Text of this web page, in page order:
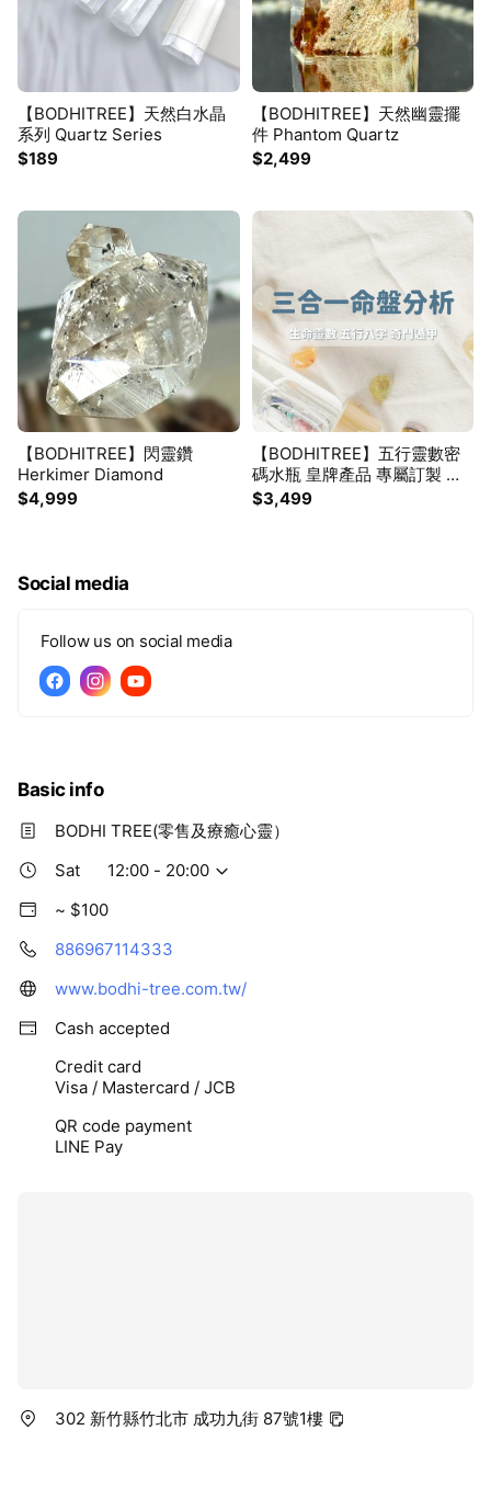
【BODHITREE】天然白水晶
系列 Quartz Series
$189
【BODHITREE】天然幽靈擺
件 Phantom Quartz
$2,499
【BODHITREE】閃靈鑽
Herkimer Diamond
$4,999
【BODHITREE】五行靈數密
碼水瓶 皇牌產品 專屬訂製 贈
送三合一命盤分析 根據我您的
$3,499
Social media
Follow us on social media
Basic info
BODHI TREE(零售及療癒心靈）
Sat
12:00 - 20:00
~ $100
886967114333
www.bodhi-tree.com.tw/
Cash accepted
Credit card
Visa / Mastercard / JCB
QR code payment
LINE Pay
302 新竹縣竹北市 成功九街 87號1樓